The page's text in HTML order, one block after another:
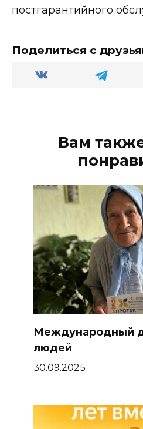
постгарантийного
Поделиться с
Вам
Международный
людей
30.09.2025